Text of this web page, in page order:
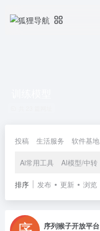
投稿 生活服务 软件基地
Ai常用工具 AI模型/中转
排序 发布 更新 浏览
序列猴子开放平台